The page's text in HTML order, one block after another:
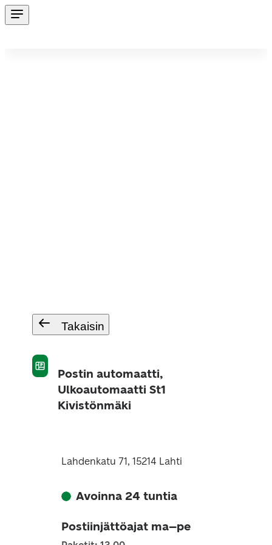
Takaisin
Postin automaatti,
Ulkoautomaatti St1
Kivistönmäki
Lahdenkatu 71, 15214 Lahti
Avoinna 24 tuntia
Postiinjättöajat ma–pe